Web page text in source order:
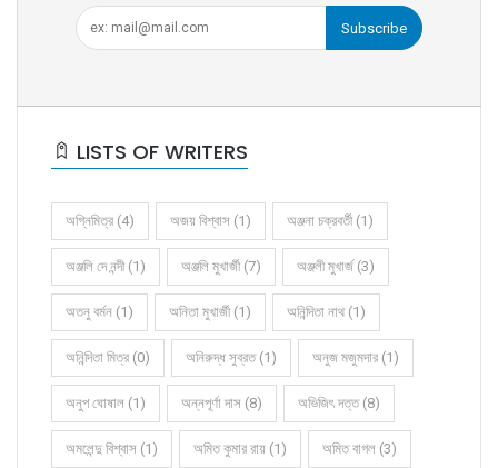
Subscribe
LISTS OF WRITERS
অগ্নিমিত্র (4) অজয় বিশ্বাস (1) অঞ্জনা চক্রবর্তী (1)
অঞ্জলি দে নন্দী (1) অঞ্জলি মুখার্জী (7) অঞ্জলী মুখার্জ (3)
অতনু বর্মন (1) অনিতা মুখার্জী (1) অনিন্দিতা নাথ (1)
অনিন্দিতা মিত্র (0) অনিরুদ্ধ সুব্রত (1) অনুজ মজুমদার (1)
অনুপ ঘোষাল (1) অন্নপূর্ণা দাস (8) অভিজিৎ দত্ত (8)
অমলেন্দু বিশ্বাস (1) অমিত কুমার রায় (1) অমিত বাগল (3)